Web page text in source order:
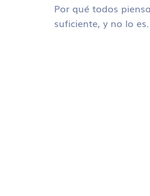
Por qué todos
suficiente, y no lo